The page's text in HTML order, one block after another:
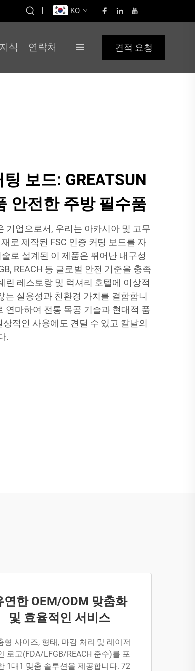
| KO
지식 연락처 견적 요청
보드: GREATSUN
안전한 주방 필수품
기업으로서, 우리는 아카시아 및 고무
로 제작된 FSC 인증 커팅 보드를 자
로 설계된 이 제품은 뛰어난 내구성
REACH 등 글로벌 안전 기준을 충족
린 레스토랑 및 럭셔리 호텔에 이상적
는 실용성과 친환경 가치를 결합합니
연마하여 전통 목공 기술과 현대적 품
적인 사용에도 견딜 수 있고 칼날의
.
연한 OEM/ODM 맞춤화
및 효율적인 서비스
형 사이즈, 형태, 마감 처리 및 레이저
로고(FDA/LFGB/REACH 준수)를 포
1대1 맞춤 솔루션을 제공합니다. 72